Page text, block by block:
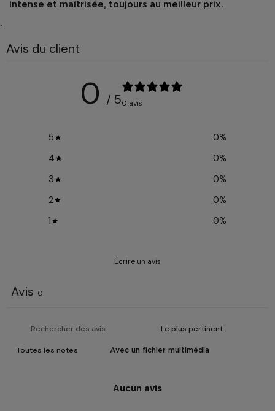
intense et maîtrisée, toujours au meilleur prix.
`
Avis du client
0 / 50 avis
5 0%
4
0%
3
0%
2
0%
1
0%
Écrire un avis
Avis 0
Avec un fichier multimédia
Aucun avis